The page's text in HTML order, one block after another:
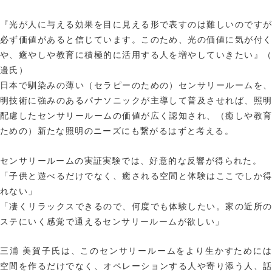
『光が人に与える効果を目に見える形で表すのは難しいのですが
必ず価値があると信じています。このため、光の価値に気が付く
や、癒やしや教育に積極的に活用する人を増やしていきたい』
邉氏）
日本で馴染みの薄い（セラピーのための）センサリールームを
明技術に強みのあるパナソニックが主導して普及させれば、照
配慮したセンサリールームの価値が広く認知され、（癒しや教
ための）新たな照明のニーズにも繋がるはずと考える。
センサリールームの実証実験では、好意的な反響が得られた。
「子供と遊べるだけでなく、癒される空間と体験はここでしか
れない」
「凄くリラックスできるので、何度でも体験したい。家の近所
ステにいく感覚で通えるセンサリールームが欲しい」
三浦 美賀子氏は、このセンサリールームをより生かすためには
空間を作るだけでなく、オペレーションする人や寄り添う人、